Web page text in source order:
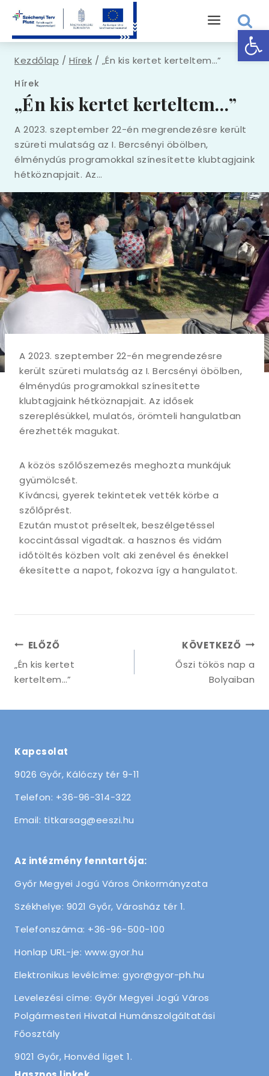
content
Kezdőlap / Hírek / „Én kis kertet kerteltem…”
Hírek
„Én kis kertet kerteltem…”
A 2023. szeptember 22-én megrendezésre került
szüreti mulatság az I. Bercsényi öbölben,
élménydús programokkal színesítette klubtagjaink
hétköznapjait. Az…
A 2023. szeptember 22-én megrendezésre
került szüreti mulatság az I. Bercsényi öbölben,
élménydús programokkal színesítette
klubtagjaink hétköznapjait. Az idősek
szereplésükkel, mulatós, örömteli hangulatban
érezhették magukat.
A közös szőlőszemezés meghozta munkájuk
gyümölcsét.
Kíváncsi, gyerek tekintetek vették körbe a
szőlőprést.
Ezután mustot préseltek, beszélgetéssel
koccintással vigadtak. a hasznos és vidám
időtöltés közben volt aki zenével és énekkel
ékesítette a napot, fokozva így a hangulatot.
Bejegyzés
navigáció
ELŐZŐ
„Én kis kertet
kerteltem…”
KÖVETKEZŐ
Őszi tökös nap a
Bolyaiban
Kapcsolat
9026 Győr, Kálóczy tér 9-11
Telefon: +36-96-314-322
Email: titkarsag@eeszi.hu
Az intézmény fenntartója:
Győr Megyei Jogú Város Önkormányzata
Székhelye: 9021 Győr, Városház tér 1.
Telefonszáma: +36-96-500-100
Honlap URL-je: www.gyor.hu
Elektronikus levélcíme: gyor@gyor-ph.hu
Levelezési címe: Győr Megyei Jogú Város
Polgármesteri Hivatal Humánszolgáltatási
Főosztály
9021 Győr, Honvéd liget 1.